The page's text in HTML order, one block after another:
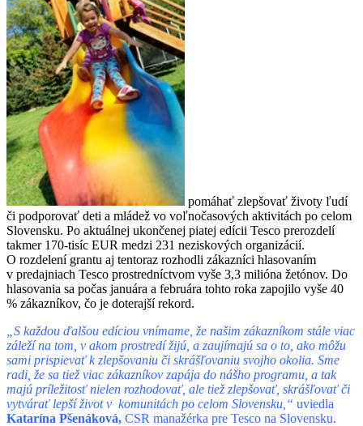
pomáhať zlepšovať životy ľudí
či podporovať deti a mládež vo voľnočasových aktivitách po celom
Slovensku. Po aktuálnej ukončenej piatej edícii Tesco prerozdelí
takmer 170-tisíc EUR medzi 231 neziskových organizácií.
O rozdelení grantu aj tentoraz rozhodli zákazníci hlasovaním
v predajniach Tesco prostredníctvom vyše 3,3 milióna žetónov. Do
hlasovania sa počas januára a februára tohto roka zapojilo vyše 40
% zákazníkov, čo je doterajší rekord.
„S každou ďalšou edíciou vnímame, že našim zákazníkom stále viac
záleží na tom, v akom prostredí žijú, a zaujímajú sa o to, ako môžu
sami prispievať k zlepšovaniu či skrášľovaniu svojho okolia. Sme
radi, že sa tiež viac zákazníkov zapája do nášho programu, a tak
majú príležitosť nielen rozhodovať, ale tiež zlepšovať, skrášľovať či
vytvárať lepší život v komunitách po celom Slovensku,“ uviedla
Katarína Pšenáková, CSR manažérka pre Tesco na Slovensku.